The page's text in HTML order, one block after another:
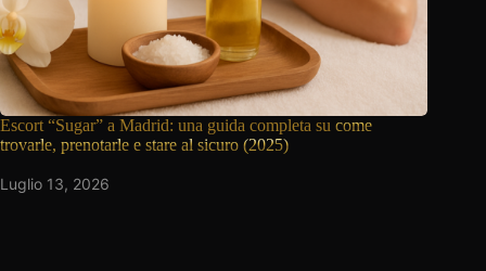
Escort “Sugar” a Madrid: una guida completa su come
trovarle, prenotarle e stare al sicuro (2025)
Luglio 13, 2026